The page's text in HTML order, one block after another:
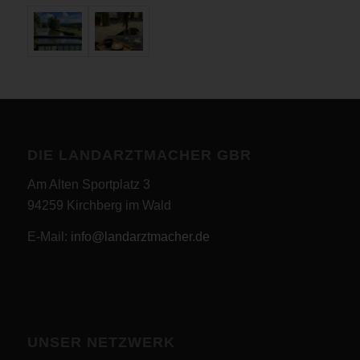
Am Alten Sportplatz 3
94259 Kirchberg im Wald
E-Mail: info@landarztmacher.de